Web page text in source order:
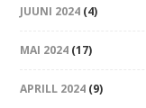
JUUNI 2024 (4)
MAI 2024 (17)
APRILL 2024 (9)